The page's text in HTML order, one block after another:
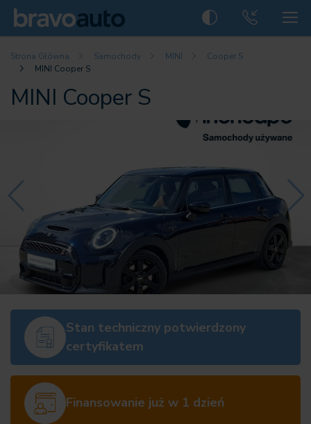
Strona Główna Samochody MINI
Cooper S
MINI Cooper S
MINI Cooper S
Stan techniczny potwierdzony
certyfikatem
Finansowanie już w 1 dzień